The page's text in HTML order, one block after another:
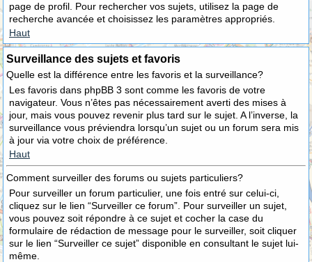
page de profil. Pour rechercher vos sujets, utilisez la page de
recherche avancée et choisissez les paramètres appropriés.
Haut
Surveillance des sujets et favoris
Quelle est la différence entre les favoris et la surveillance?
Les favoris dans phpBB 3 sont comme les favoris de votre
navigateur. Vous n’êtes pas nécessairement averti des mises à
jour, mais vous pouvez revenir plus tard sur le sujet. A l’inverse, la
surveillance vous préviendra lorsqu’un sujet ou un forum sera mis
à jour via votre choix de préférence.
Haut
Comment surveiller des forums ou sujets particuliers?
Pour surveiller un forum particulier, une fois entré sur celui-ci,
cliquez sur le lien “Surveiller ce forum”. Pour surveiller un sujet,
vous pouvez soit répondre à ce sujet et cocher la case du
formulaire de rédaction de message pour le surveiller, soit cliquer
sur le lien “Surveiller ce sujet” disponible en consultant le sujet lui-
même.